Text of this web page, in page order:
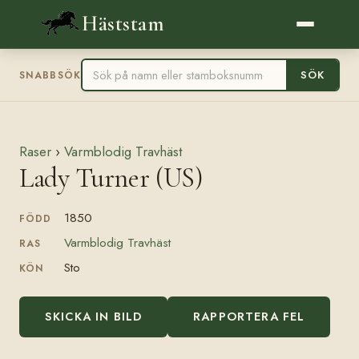
Häststam
SNABBSÖK SÖK
Raser › Varmblodig Travhäst
Lady Turner (US)
FÖDD 1850
RAS Varmblodig Travhäst
KÖN Sto
SKICKA IN BILD RAPPORTERA FEL